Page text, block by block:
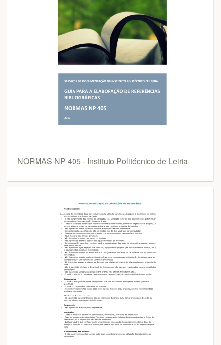
NORMAS NP 405 - Instituto Politécnico de Leiria